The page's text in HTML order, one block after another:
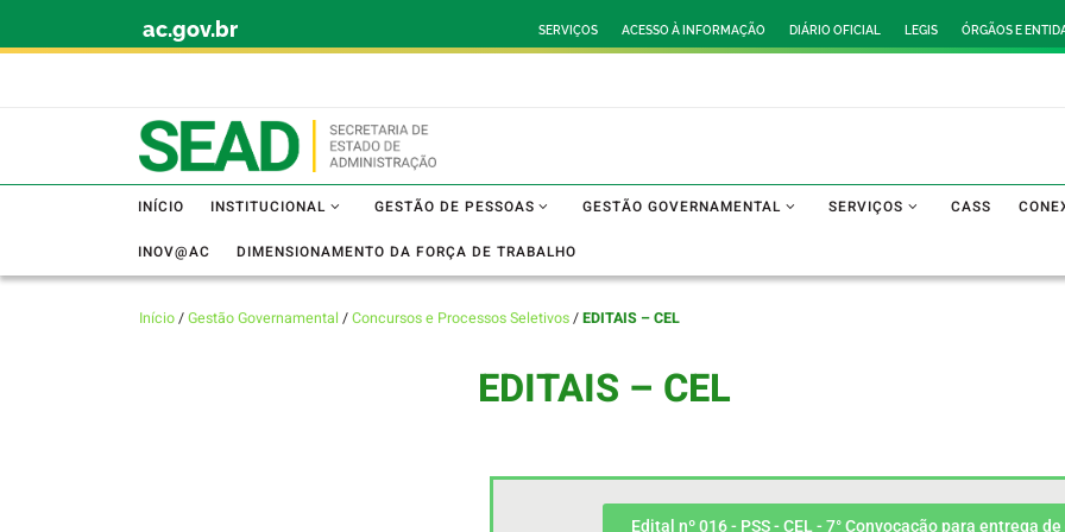
ac.gov.br SERVIÇOS ACESSO À INFORMAÇÃO DIÁRIO OFICIAL LEGIS ÓRGÃOS E
INÍCIO INSTITUCIONAL GESTÃO DE PESSOAS GESTÃO GOVERNAMENTAL SERVIÇOS CASS
INOV@AC DIMENSIONAMENTO DA FORÇA DE TRABALHO
Início/Gestão Governamental /Concursos e Processos Seletivos/EDITAIS – CEL
EDITAIS – CEL
Edital nº 016 - PSS - CEL - 7° Convocação para entrega